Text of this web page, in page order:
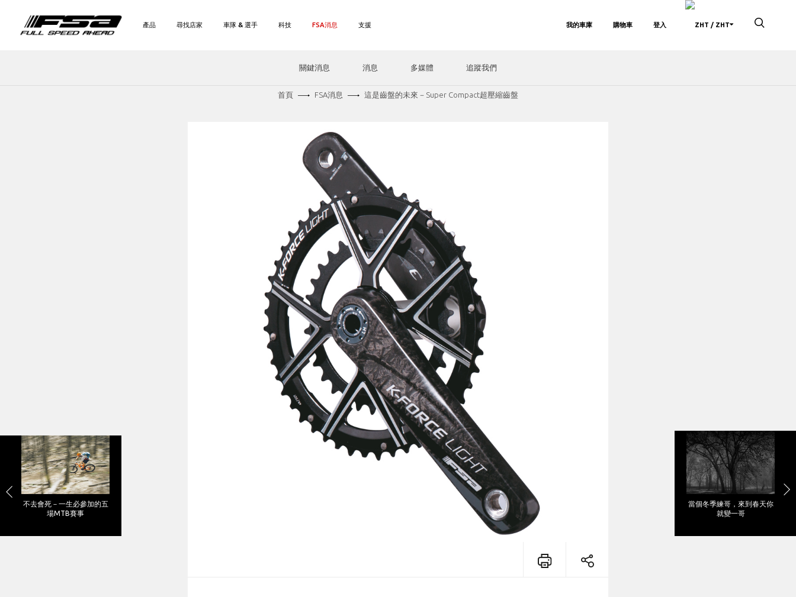
/ ZHT
我的車庫 購物車 登入
產品 尋找店家 車隊 & 選手 科技 FSA消息
關鍵消息 消息 多媒體 追蹤我們
支援
首頁 FSA消息 這是齒盤的未來－Super Compact超壓縮齒盤
不去會死－一生必參加的五
場MTB賽事
當個冬季練哥，來到春天你
就變一哥